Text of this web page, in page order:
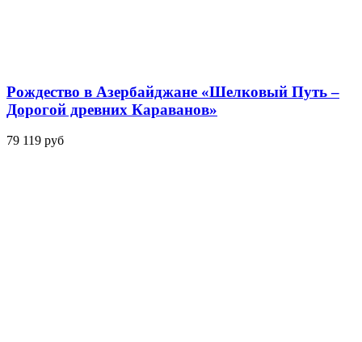
Рождество в Азербайджане «Шелковый Путь –
Дорогой древних Караванов»
79 119 руб